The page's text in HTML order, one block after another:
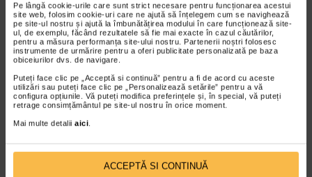
Pe lângă cookie-urile care sunt strict necesare pentru funcționarea acestui
site web, folosim cookie-uri care ne ajută să înțelegem cum se navighează
pe site-ul nostru și ajută la îmbunătățirea modului în care funcționează site-
ul, de exemplu, făcând rezultatele să fie mai exacte în cazul căutărilor,
pentru a măsura performanța site-ului nostru. Partenerii noștri folosesc
instrumente de urmărire pentru a oferi publicitate personalizată pe baza
obiceiurilor dvs. de navigare.
Puteți face clic pe „Acceptă si continuă” pentru a fi de acord cu aceste
utilizări sau puteți face clic pe „Personalizează setările” pentru a vă
configura opțiunile. Vă puteți modifica preferințele și, în special, vă puteți
retrage consimțământul pe site-ul nostru în orice moment.
Mai multe detalii aici
ACCEPTĂ SI CONTINUĂ
suplimentarea cu Reishi?
Conform studiilor si utilizarii traditionale in fitoterapie,